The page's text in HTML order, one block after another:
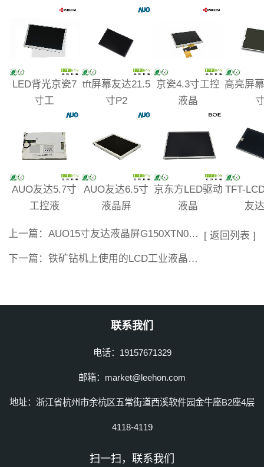
LED背光京瓷7
寸工
tft屏幕友达21.5
寸P2
京瓷4.3寸工控
液晶
高亮屏
AUO友达5.7寸
工控液
AUO友达6.5寸
液晶屏
京东方LED驱动
液晶
TFT-
友
上一篇： AUO15寸友达液晶屏G150XTN03.4vsG150XTN06.0工业液晶模组参数对比
下一篇： 铁矿钻机上使用的LCD工业液晶显示屏幕模组
[ 返回列表 ]
联系我们
电话：19157671329
邮箱：market@leehon.com
地址：浙江省杭州市余杭区五常街道西溪软件园金牛座B2座4层
4118-4119
扫一扫，联系我们